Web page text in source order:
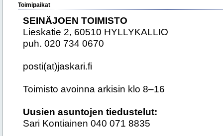
Toimipaikat
SEINÄJOEN TOIMISTO
Lieskatie 2, 60510 HYLLYKALLIO
puh. 020 734 0670
posti(at)jaskari.fi
Toimisto avoinna arkisin klo 8–16
Uusien asuntojen tiedustelut:
Sari Kontiainen 040 071 8835